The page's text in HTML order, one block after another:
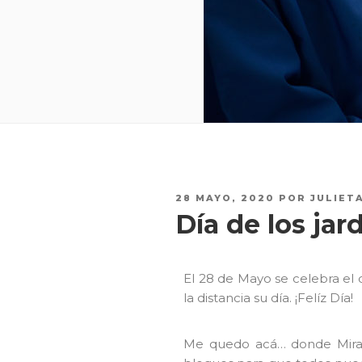
28 MAYO, 2020 POR JULIETA
Día de los
El 28 de Mayo se celebra el
la distancia su día. ¡Felíz Día!
Me quedo acá… donde